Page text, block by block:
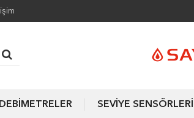
DEBİMETRELER SEVİYE SENSÖRLERİ